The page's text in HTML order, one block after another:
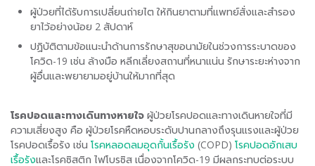
ผู้ป่วยที่ได้รับการเปลี่ยนถ่ายไต ให้กินยาตามที่แพทย์สั่งและสำรอง
ยาไว้อย่างน้อย 2 สัปดาห์
ปฏิบัติตามข้อแนะนำด้านการรักษาสุขอนามัยในช่วงการระบาดของ
โควิด-19 เช่น ล้างมือ หลีกเลี่ยงสถานที่หนาแน่น รักษาระยะห่างจาก
ผู้อื่นและพยายามอยู่บ้านให้มากที่สุด
โรคปอดและทางเดินทางหายใจ ผู้ป่วยโรคปอดและทางเดินหายใจที่มี
ความเสี่ยงสูง คือ ผู้ป่วยโรคหืดหอบระดับปานกลางถึงรุนแรงและผู้ป่วย
โรคปอดเรื้อรัง เช่น โรคหลอดลมอุดกั้นเรื้อรัง (COPD) โรคปอดอักเสบ
เรื้อรังและโรคซิสติก ไฟโบรซิส เนื่องจากโควิด-19 มีผลกระทบต่อระบบ